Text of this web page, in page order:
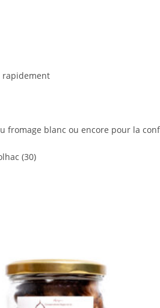
rapidement
fromage blanc ou encore pour la
(30)